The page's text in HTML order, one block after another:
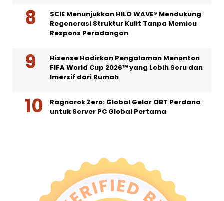
SCIE Menunjukkan HILO WAVE® Mendukung
Regenerasi Struktur Kulit Tanpa Memicu
Respons Peradangan
Hisense Hadirkan Pengalaman Menonton
FIFA World Cup 2026™ yang Lebih Seru dan
Imersif dari Rumah
Ragnarok Zero: Global Gelar OBT Perdana
untuk Server PC Global Pertama